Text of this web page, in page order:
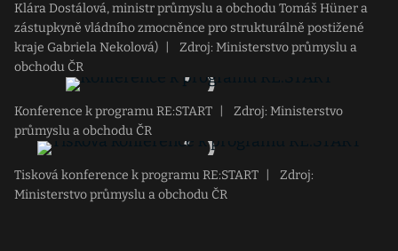
Klára Dostálová, ministr průmyslu a obchodu Tomáš Hüner a
zástupkyně vládního zmocněnce pro strukturálně postižené
kraje Gabriela Nekolová)
Zdroj: Ministerstvo průmyslu a
obchodu ČR
Konference k programu RE:START
Zdroj: Ministerstvo
průmyslu a obchodu ČR
Tisková konference k programu RE:START
Zdroj:
Ministerstvo průmyslu a obchodu ČR